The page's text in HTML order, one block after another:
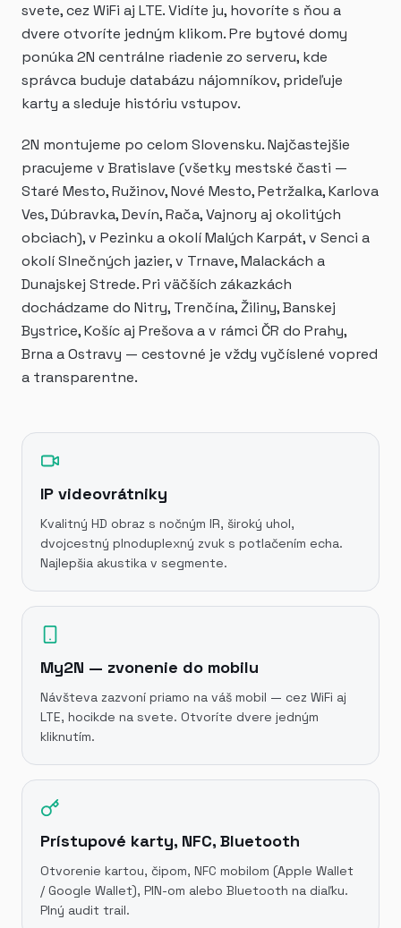
svete, cez WiFi aj LTE. Vidíte ju, hovoríte s ňou a
dvere otvoríte jedným klikom. Pre bytové domy
ponúka 2N centrálne riadenie zo serveru, kde
správca buduje databázu nájomníkov, prideľuje
karty a sleduje históriu vstupov.
2N montujeme po celom Slovensku. Najčastejšie
pracujeme v Bratislave (všetky mestské časti —
Staré Mesto, Ružinov, Nové Mesto, Petržalka, Karlova
Ves, Dúbravka, Devín, Rača, Vajnory aj okolitých
obciach), v Pezinku a okolí Malých Karpát, v Senci a
okolí Slnečných jazier, v Trnave, Malackách a
Dunajskej Strede. Pri väčších zákazkách
dochádzame do Nitry, Trenčína, Žiliny, Banskej
Bystrice, Košíc aj Prešova a v rámci ČR do Prahy,
Brna a Ostravy — cestovné je vždy vyčíslené vopred
a transparentne.
IP videovrátniky
Kvalitný HD obraz s nočným IR, široký uhol,
dvojcestný plnoduplexný zvuk s potlačením echa.
Najlepšia akustika v segmente.
My2N — zvonenie do mobilu
Návšteva zazvoní priamo na váš mobil — cez WiFi aj
LTE, hocikde na svete. Otvoríte dvere jedným
kliknutím.
Prístupové karty, NFC, Bluetooth
Otvorenie kartou, čipom, NFC mobilom (Apple Wallet
/ Google Wallet), PIN-om alebo Bluetooth na diaľku.
Plný audit trail.